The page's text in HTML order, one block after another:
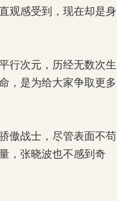
观感受到，现在却是身
行次元，历经无数次生
，是为给大家争取更多
傲战士，尽管表面不苟
，张晓波也不感到奇